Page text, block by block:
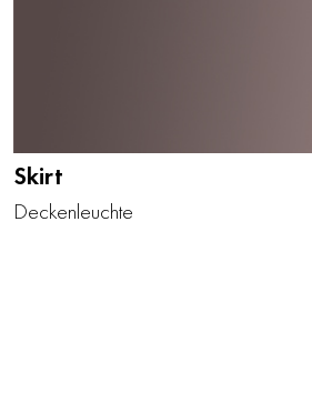
Skirt
Deckenleuchte